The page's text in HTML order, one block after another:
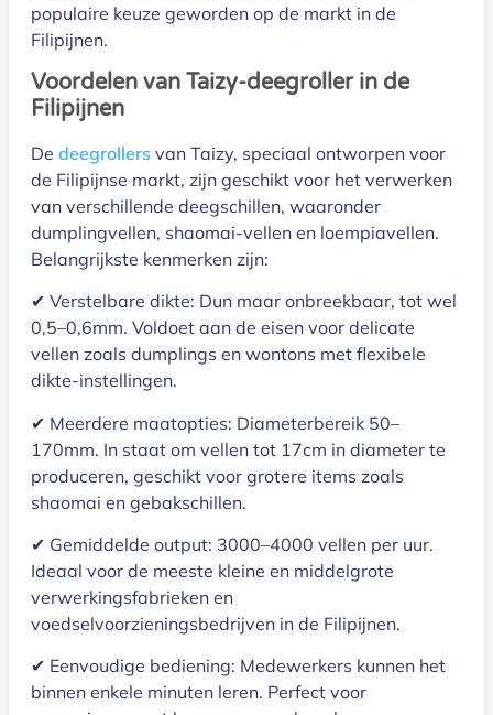
populaire keuze geworden op de markt in de
Filipijnen.
Voordelen van Taizy-deegroller in de
Filipijnen
De deegrollers van Taizy, speciaal ontworpen voor
de Filipijnse markt, zijn geschikt voor het verwerken
van verschillende deegschillen, waaronder
dumplingvellen, shaomai-vellen en loempiavellen.
Belangrijkste kenmerken zijn:
✔ Verstelbare dikte: Dun maar onbreekbaar, tot wel
0,5–0,6mm. Voldoet aan de eisen voor delicate
vellen zoals dumplings en wontons met flexibele
dikte-instellingen.
✔ Meerdere maatopties: Diameterbereik 50–
170mm. In staat om vellen tot 17cm in diameter te
produceren, geschikt voor grotere items zoals
shaomai en gebakschillen.
✔ Gemiddelde output: 3000–4000 vellen per uur.
Ideaal voor de meeste kleine en middelgrote
verwerkingsfabrieken en
voedselvoorzieningsbedrijven in de Filipijnen.
✔ Eenvoudige bediening: Medewerkers kunnen het
binnen enkele minuten leren. Perfect voor